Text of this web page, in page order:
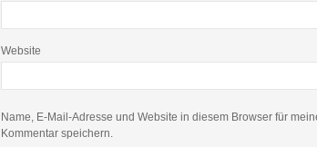
Website
Name, E-Mail-Adresse und Website in diesem Browser für
Kommentar speichern.